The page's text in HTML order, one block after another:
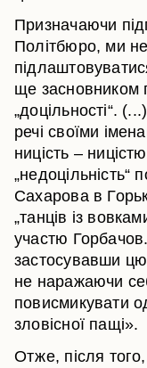
Призначаючи
Політбюро, ми
ще засновником
„доцільності“.
речі своїми
ницість –
Сахарова в
„танців із
участю
застосувавши
не наражаючи
повисмикувати
зловісної пащі».
Отже, після